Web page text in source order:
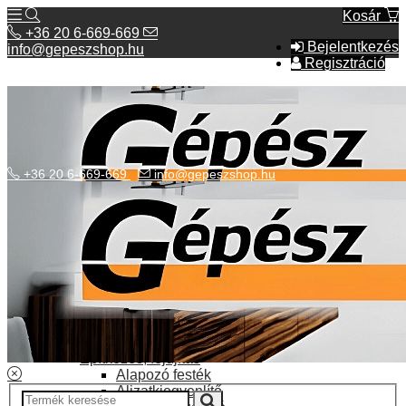
Kosár
Bejelentkezés
Regisztráció
+36 20 6-669-669
info@gepeszshop.hu
Kategóriák menü
Bolhapiac
Elektromos fűtés
Építkezés, fejújítás
Alapozó festék
Aljzatkiegyenlítő
+36 20 6-669-669 info@gepeszshop.hu